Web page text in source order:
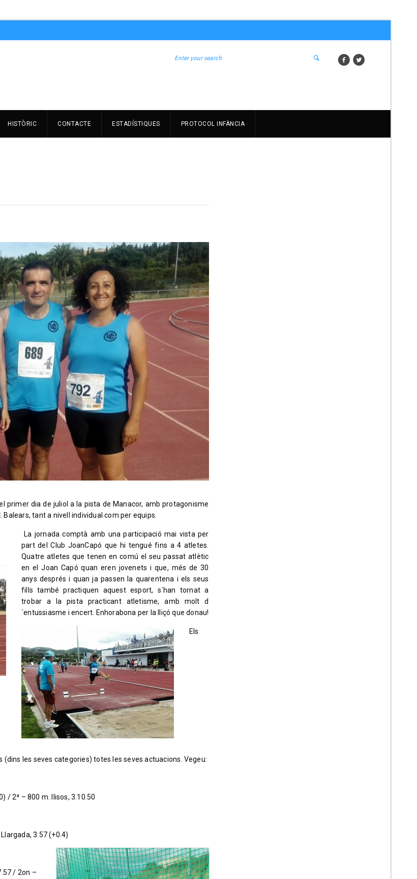
HISTÒRIC CONTACTE ESTADÍSTIQUES PROTOCOL INFÀNCIA
dia de juliol a la pista de Manacor, amb protagonisme
tant a nivell individual com per equips.
La jornada comptà amb una participació mai vista per
part del Club JoanCapó que hi tengué fins a 4 atletes.
Quatre atletes que tenen en comú el seu passat atlètic
en el Joan Capó quan eren jovenets i que, més de 30
anys després i quan ja passen la quarentena i els seus
fills també practiquen aquest esport, s´han tornat a
trobar a la pista practicant atletisme, amb molt d
´entussiasme i encert. Enhorabona per la lliçó que donau!
Els
les seves categories) totes les seves actuacions. Vegeu:
/ 2ª – 800 m. llisos, 3.10.50
3.57 (+0.4)
/ 2on –